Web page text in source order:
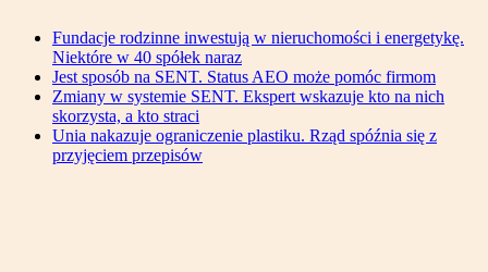
Fundacje rodzinne inwestują w nieruchomości i energetykę.
Niektóre w 40 spółek naraz
Jest sposób na SENT. Status AEO może pomóc firmom
Zmiany w systemie SENT. Ekspert wskazuje kto na nich
skorzysta, a kto straci
Unia nakazuje ograniczenie plastiku. Rząd spóźnia się z
przyjęciem przepisów